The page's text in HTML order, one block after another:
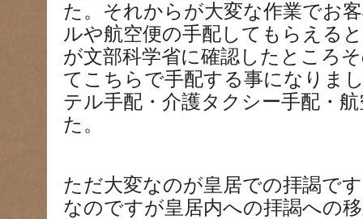
た。それからが大変な作業でお
ルや航空便の手配してもらえる
が文部科学省に確認したところ
てこちらで手配する事になりま
テル手配・介護タクシー手配・
た。
ただ大変なのが皇居での拝謁で
なのですが皇居内への拝謁への